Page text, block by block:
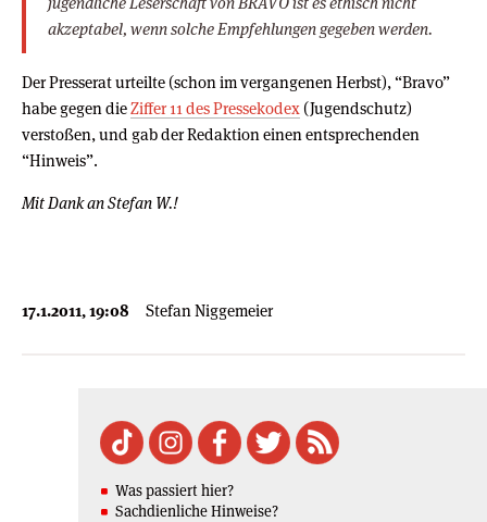
akzeptabel, wenn solche Empfehlungen gegeben werden.
Der Presserat urteilte (schon im vergangenen Herbst), “Bravo”
habe gegen dieZiffer 11 des Pressekodex (Jugendschutz)
verstoßen, und gab der Redaktion einen entsprechenden
“Hinweis”.
Mit Dank an Stefan W.!
17.1.2011, 19:08 Stefan Niggemeier
Was passiert hier?
Sachdienliche Hinweise?